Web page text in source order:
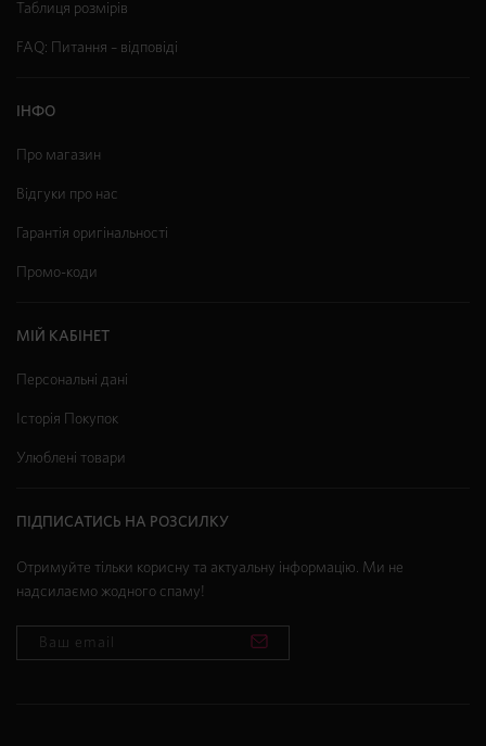
Таблиця розмірів
FAQ: Питання – відповіді
ІНФО
Про магазин
Відгуки про нас
Гарантія оригінальності
Промо-коди
МІЙ КАБІНЕТ
Персональні дані
Історія Покупок
Улюблені товари
ПІДПИСАТИСЬ НА РОЗСИЛКУ
Отримуйте тільки корисну та актуальну інформацію. Ми не
надсилаємо жодного спаму!